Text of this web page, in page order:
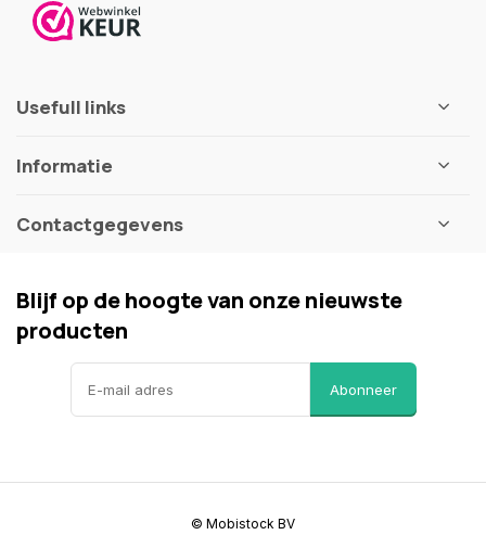
Usefull links
Informatie
Contactgegevens
Blijf op de hoogte van onze nieuwste
producten
Abonneer
© Mobistock BV